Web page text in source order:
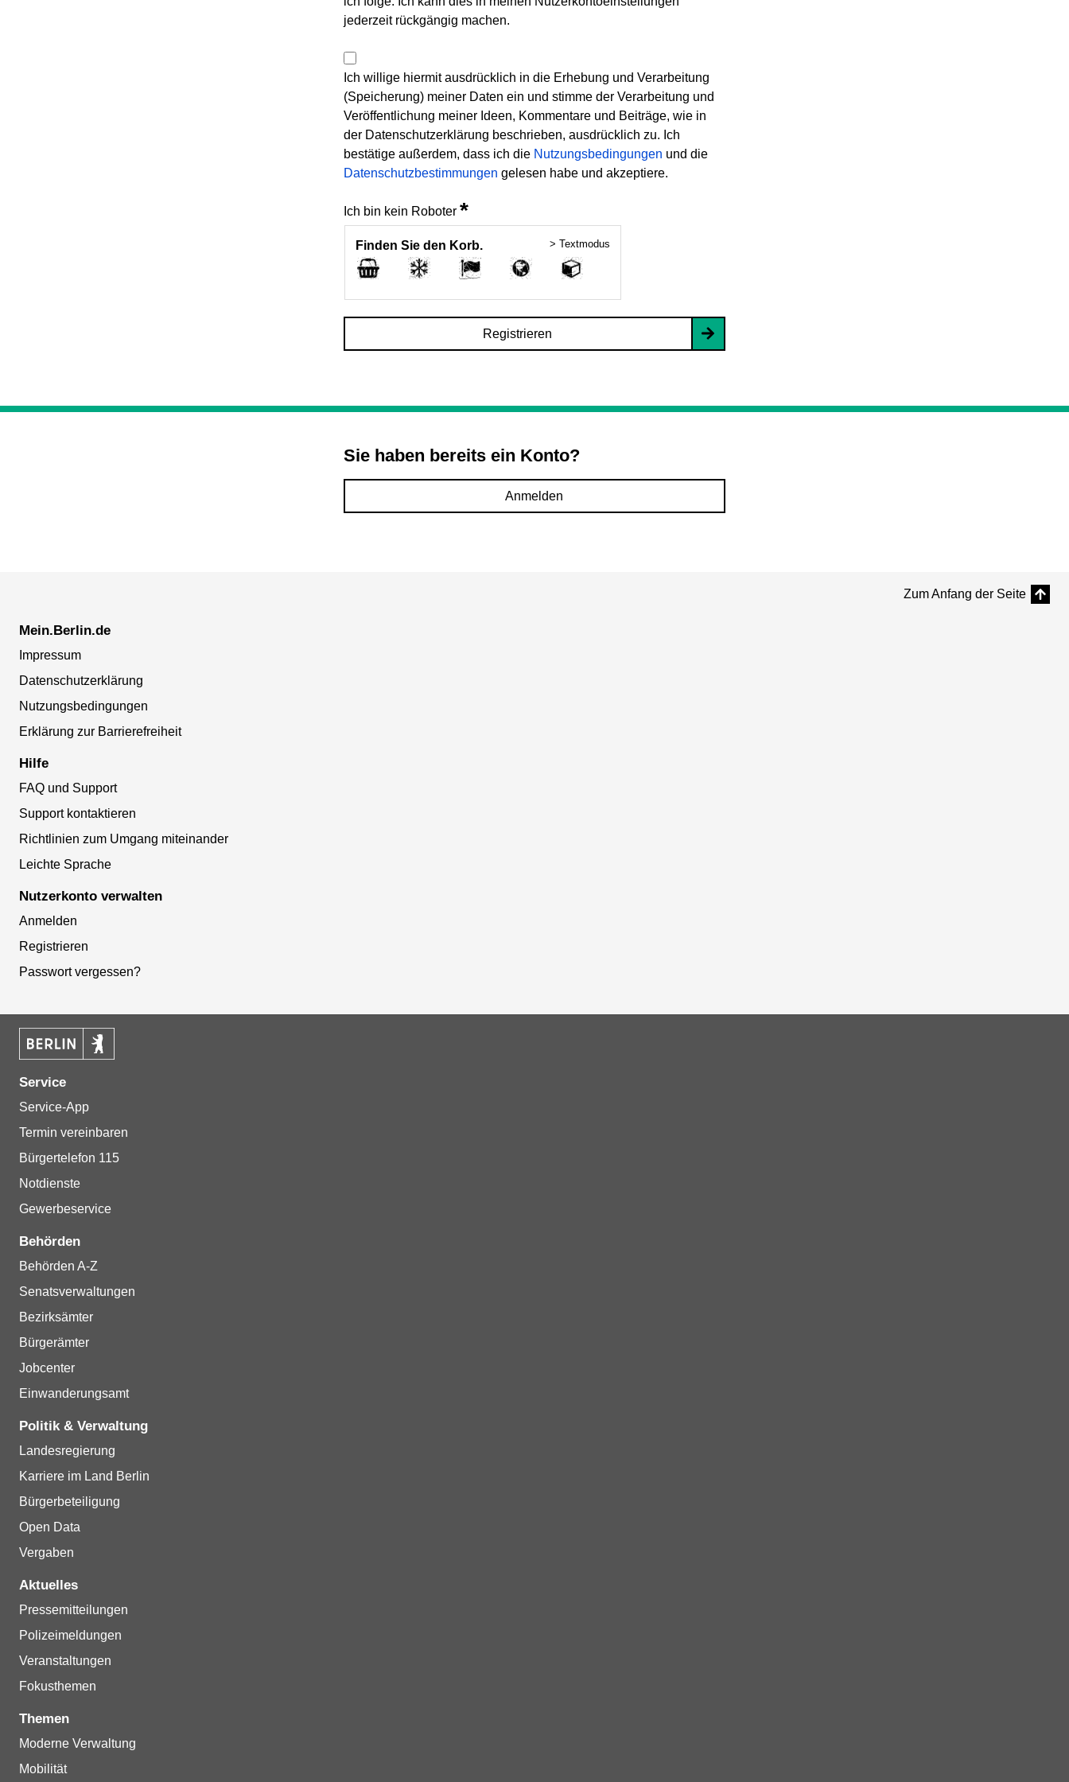
jederzeit rückgängig machen.
Ich willige hiermit ausdrücklich in die Erhebung und Verarbeitung
(Speicherung) meiner Daten ein und stimme der Verarbeitung und
Veröffentlichung meiner Ideen, Kommentare und Beiträge, wie in
der Datenschutzerklärung beschrieben, ausdrücklich zu. Ich
bestätige außerdem, dass ich die Nutzungsbedingungen und die
Datenschutzbestimmungen gelesen habe und akzeptiere.
Ich bin kein Roboter *
Finden Sie den Korb. > Textmodus
Registrieren
Sie haben bereits ein Konto?
Anmelden
Zum Anfang der Seite
Mein.Berlin.de
Impressum
Datenschutzerklärung
Nutzungsbedingungen
Erklärung zur Barrierefreiheit
Hilfe
FAQ und Support
Support kontaktieren
Richtlinien zum Umgang miteinander
Leichte Sprache
Nutzerkonto verwalten
Anmelden
Registrieren
Passwort vergessen?
Service
Service-App
Termin vereinbaren
Bürgertelefon 115
Notdienste
Gewerbeservice
Behörden
Behörden A-Z
Senatsverwaltungen
Bezirksämter
Bürgerämter
Jobcenter
Einwanderungsamt
Politik & Verwaltung
Landesregierung
Karriere im Land Berlin
Bürgerbeteiligung
Open Data
Vergaben
Aktuelles
Pressemitteilungen
Polizeimeldungen
Veranstaltungen
Fokusthemen
Themen
Moderne Verwaltung
Mobilität